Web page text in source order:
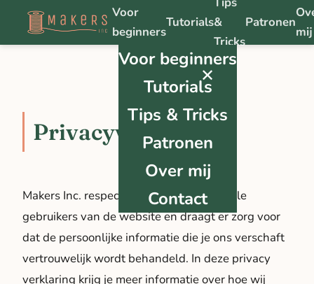
Voor
beginners
Tutorials&
Tricks
Patronen
mij
✕
Voor beginners
Tutorials
Tips & Tricks
Patronen
Over mij
Contact
Privacyverklaring
Makers Inc. respecteert de privacy van alle
gebruikers van de website en draagt er zorg voor
dat de persoonlijke informatie die je ons verschaft
vertrouwelijk wordt behandeld. In deze privacy
verklaring krijg je meer informatie over hoe wij